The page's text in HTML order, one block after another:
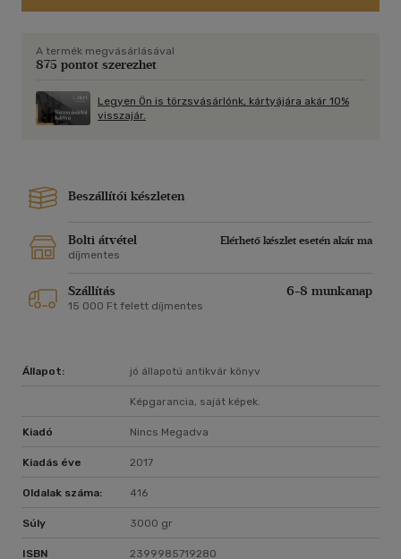
A termék megvásárlásával
875 pontot szerezhet
Legyen Ön is törzsvásárlónk, kártyájára akár 10%
visszajár.
Beszállítói készleten
Bolti átvétel
Elérhető készlet esetén akár ma
díjmentes
Szállítás 6-8 munkanap
15 000 Ft felett díjmentes
Állapot: jó állapotú antikvár könyv
Képgarancia, saját képek.
Kiadó Nincs Megadva
Kiadás éve 2017
Oldalak száma: 416
Súly 3000 gr
ISBN 2399985719280